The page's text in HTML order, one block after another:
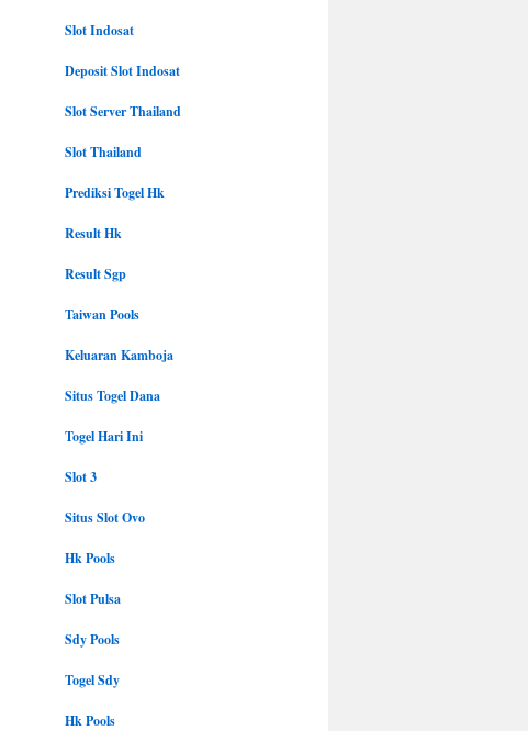
Slot Indosat
Deposit Slot Indosat
Slot Server Thailand
Slot Thailand
Prediksi Togel Hk
Result Hk
Result Sgp
Taiwan Pools
Keluaran Kamboja
Situs Togel Dana
Togel Hari Ini
Slot 3
Situs Slot Ovo
Hk Pools
Slot Pulsa
Sdy Pools
Togel Sdy
Hk Pools